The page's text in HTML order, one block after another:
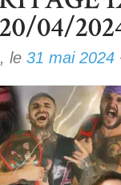
, le 31 mai 2024